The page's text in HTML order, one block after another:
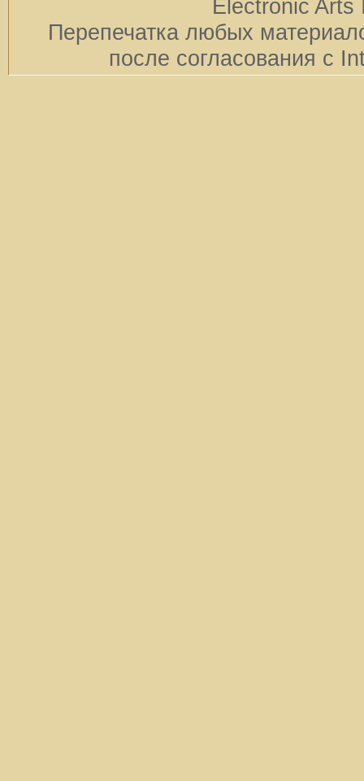
Electronic Arts
Перепечатка любых
после согласования с